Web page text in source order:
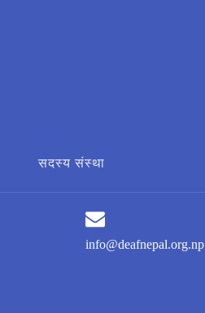
सदस्य संस्था
info@deafnepal.org.np